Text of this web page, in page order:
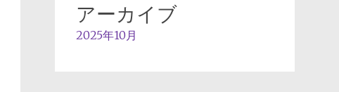
アーカイブ
2025年10月